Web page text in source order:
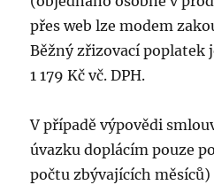
přes web lze modem
Běžný zřizovací poplatek
1 179 Kč vč. DPH.
V případě výpovědi
úvazku doplácím pouze
počtu zbývajících měsíců)